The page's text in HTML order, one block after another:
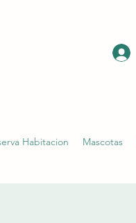
Habitacion Mascotas